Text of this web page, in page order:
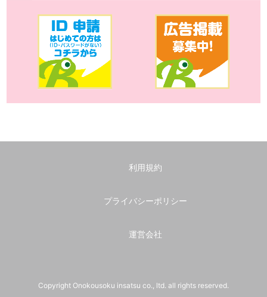
利用規約
プライバシーポリシー
運営会社
Copyright Onokousoku insatsu co., ltd. all rights reserved.